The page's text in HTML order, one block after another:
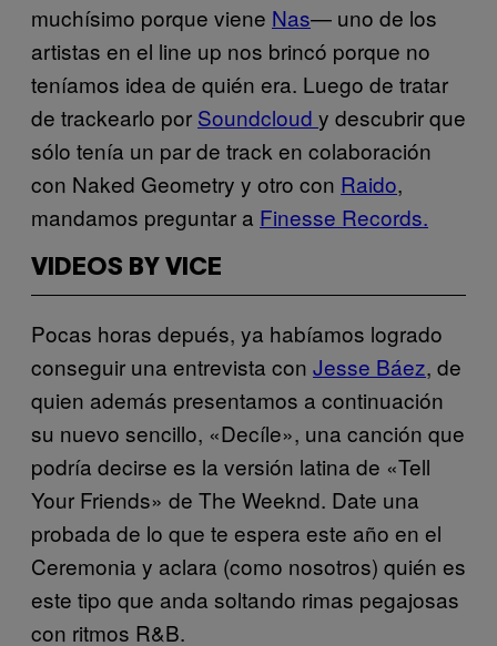
muchísimo porque viene Nas— uno de los
artistas en el line up nos brincó porque no
teníamos idea de quién era. Luego de tratar
de trackearlo por Soundcloud y descubrir que
sólo tenía un par de track en colaboración
con Naked Geometry y otro con Raido,
mandamos preguntar a Finesse Records.
VIDEOS BY VICE
Pocas horas depués, ya habíamos logrado
conseguir una entrevista con Jesse Báez, de
quien además presentamos a continuación
su nuevo sencillo, «Decíle», una canción que
podría decirse es la versión latina de «Tell
Your Friends» de The Weeknd. Date una
probada de lo que te espera este año en el
Ceremonia y aclara (como nosotros) quién es
este tipo que anda soltando rimas pegajosas
con ritmos R&B.